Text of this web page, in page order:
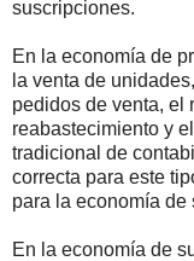
suscripciones.
En la economía de
la venta de
pedidos de venta, el
reabastecimiento y
tradicional de
correcta para este
para la economía de
En la economía de